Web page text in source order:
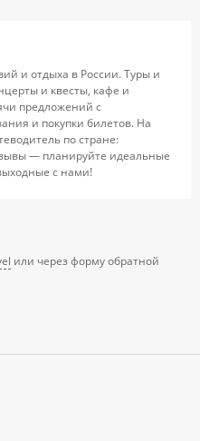
и отдыха в России. Туры и
и квесты, кафе и
предложений с
и покупки билетов. На
по стране:
— планируйте идеальные
с нами!
или через форму обратной